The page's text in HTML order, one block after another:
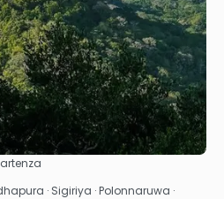
Vedere
· Sigiriya · Polonnaruwa ·